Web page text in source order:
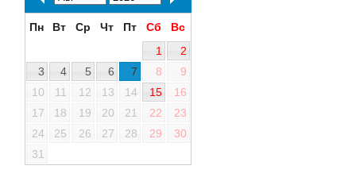
Пн Вт Ср Чт Пт Сб
Вс
1
2
3
4 5 6 7 8
9
10
11 12 13 14 15
16
17
18 19 20 21 22
23
24
25 26 27 28 29
30
31